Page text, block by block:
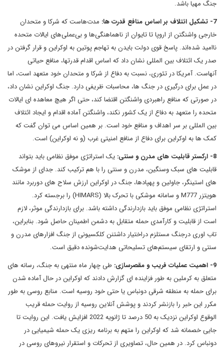
جنگ مهیا باشد.
7- تشکیل ائتلاف بر اساس منافع قدرت ها:
مدت‌هاست که شرکا و متحدان
خارجی واشنگتن از اروپا تا تایوان از ناهماهنگی‌ها و بی‌عملی‌های ایالات متحده
ناامید شده‌اند. پاسخ قوی دولت بایدن به تهاجم پوتین به اوکراین و قرار گرفتن در
صدر یک ائتلاف بین المللی نشان داد که اساس اقدام قدرتها، منافع حیاتی
آنهاست. آمریکا در تئوری، نسبت به دفاع از شرکا و متحدان خود متعهد است، اما
در عمل برای درگیری در جنگ ها، محاسبات ظریفی دارد. جنگ اوکراین نشان داد،
در صورتی که منافع راهبردی واشنگتن اقتضا کند، حتی اگر هیچ معاهده ای ایالات
متحده را متعهد به دفاع از یک کشور نکند، واشنگتن آماده اقدام و ایجاد ائتلاف
بین المللی بر سر اهداف و منافع خود است. بر همین اساس می توان گفت که
کمک ها به اوکراین برای دفاع از منافع امنیتی غرب (و نه اوکراین) است.
8- ارکستر قابلیت های مدرن و سنتی:
یک استراتژی موفق نظامی باید بتواند
قابلیت های سبک وسنگین، مدرن و سنتی را با هم ترکیب کند. جدای از موشک
های استینگر، جاولین و پهپادها، جنگ در اوکراین ارزش سلاح های دوربرد مانند
هویتزر M777 و سامانه موشکی با تحرک بالا (HIMARS) را برجسته کرد.
استراتژی نظامی موفق باید بازدارندگی داشته باشد. برای بازدارندگی موثر، لازم
است از قابلیت و کارآمدی حمله متقابل به دشمن اطمینان حاصل شود. بنابراین،
تاب اوری درجنگ مستلزم دراختیار داشتنن کلکسیونی از جنگ افزارهای مدرن و
سنتی و ارتقای سیستم‌های تسلیحاتی هدایت‌شونده دقیق است.
9- اهمیت عملیات فریب و مقصرسازی:
طی چهار ماه منتهی به جنگ، رسانه های
متعلق به کرملین به طور فزاینده ای گزارش دادند که اوکراین در حال آماده شدن
برای حمله به منطقه شرقی دونباس یا حتی خود روسیه است. منابع روسی به طور
مکرر این خبر را بازنشر کردند و پوشش آنلاین روسیه از روایت حمله قریب
الوقوع اوکراین نزدیک به 50 درصد تا ژانویه 2022 افزایش یافت. این روایت تا
جایی خصمانه شد که اوکراین را متهم به برنامه ریزی یک حمله شیمیایی در
دونباس کرد. در همین حال، تصاویری از تحرکات و استقرار نیروهای روسی در